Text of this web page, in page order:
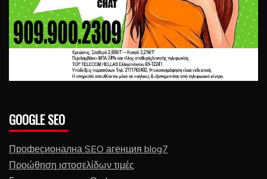
GOOGLE SEO
Професионална SEO агенция blog7
Προώθηση ιστοσελίδων τιμές